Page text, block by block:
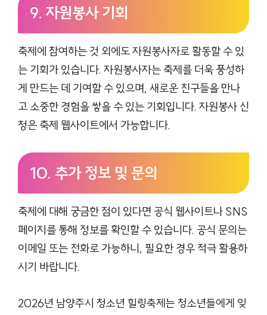
9. 자원봉사 기회
축제에 참여하는 것 외에도 자원봉사자로 활동할 수 있
는 기회가 있습니다. 자원봉사자는 축제를 더욱 풍성하
게 만드는 데 기여할 수 있으며, 새로운 친구들을 만나
고 소중한 경험을 쌓을 수 있는 기회입니다. 자원봉사 신
청은 축제 웹사이트에서 가능합니다.
10. 추가 정보 및 문의
축제에 대해 궁금한 점이 있다면 공식 웹사이트나 SNS
페이지를 통해 정보를 확인할 수 있습니다. 공식 문의는
이메일 또는 전화로 가능하니, 필요한 경우 적극 활용하
시기 바랍니다.
2026년 남양주시 청소년 힐링축제는 청소년들에게 잊